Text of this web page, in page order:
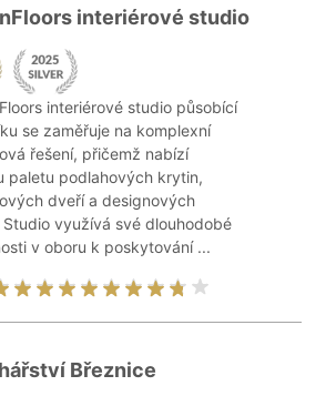
interiérové studio
interiérové studio působící
se zaměřuje na komplexní
řešení, přičemž nabízí
paletu podlahových krytin,
dveří a designových
Studio využívá své dlouhodobé
v oboru k poskytování ...
Březnice